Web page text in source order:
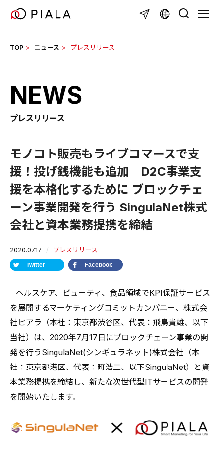
TOP ニュース プレスリリース
NEWS
プレスリリース
モノコト販売もライブコマースで支
援！投げ銭機能も追加 D2C事業支
援を本格化するために ブロックチェ
ーン事業開発を行う SingulaNet株式
会社と資本業務提携を締結
2020.07.17 プレスリリース
Twitter Facebook
⠀ヘルスケア、ビューティ、食品領域でKPI保証サービス
を展開するマーケティングコミットカンパニー、株式会
社ピアラ（本社：東京都渋谷区、代表：飛鳥貴雄、以下
当社）は、2020年7月17日にブロックチェーン事業の開
発を行うSingulaNet(シンギュラネット)株式会社（本
社：東京都港区、代表：町浩二、以下SingulaNet）と資
本業務提携を締結し、新たな次世代型ITサービスの開発
を開始いたします。